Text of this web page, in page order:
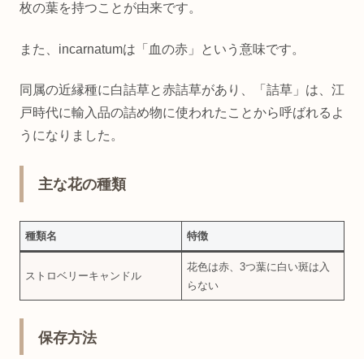
枚の葉を持つことが由来です。
また、incarnatumは「血の赤」という意味です。
同属の近縁種に白詰草と赤詰草があり、「詰草」は、江
戸時代に輸入品の詰め物に使われたことから呼ばれるよ
うになりました。
主な花の種類
種類名 特徴
ストロベリーキャンドル
花色は赤、3つ葉に白い斑は入
らない
保存方法